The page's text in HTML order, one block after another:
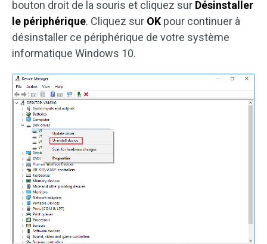
bouton droit de la souris et cliquez sur Désinstaller
le périphérique. Cliquez sur OK pour continuer à
désinstaller ce périphérique de votre système
informatique Windows 10.